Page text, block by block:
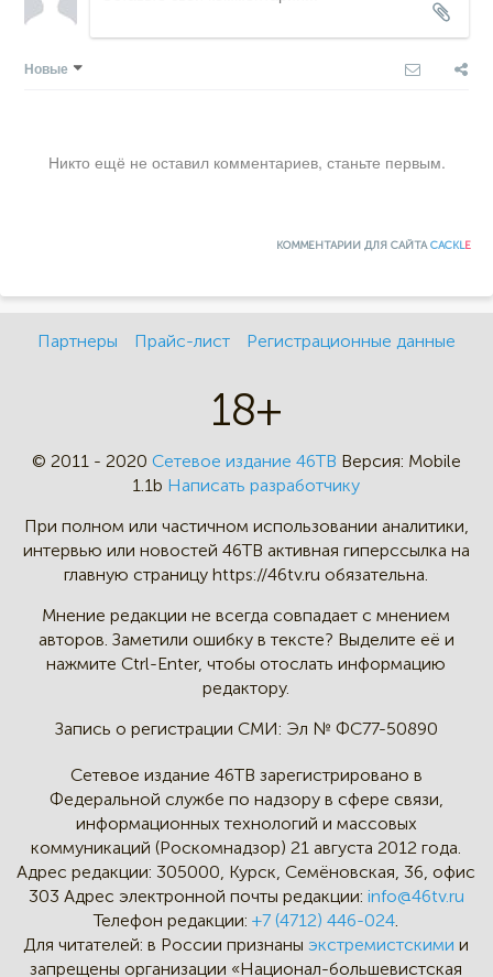
Новые
Никто ещё не оставил комментариев, станьте первым.
КОММЕНТАРИИ ДЛЯ САЙТАCACKLE
Партнеры Прайс-лист Регистрационные данные
18+
© 2011 - 2020 Сетевое издание 46ТВ Версия: Mobile
1.1b Написать разработчику
При полном или частичном использовании аналитики,
интервью или новостей 46TB активная гиперссылка на
главную страницу https://46tv.ru обязательна.
Мнение редакции не всегда совпадает с мнением
авторов. Заметили ошибку в тексте? Выделите её и
нажмите Ctrl-Enter, чтобы отослать информацию
редактору.
Запись о регистрации СМИ: Эл № ФС77-50890
Сетевое издание 46ТВ зарегистрировано в
Федеральной службе по надзору в сфере связи,
информационных технологий и массовых
коммуникаций (Роскомнадзор) 21 августа 2012 года.
Адрес редакции: 305000, Курск, Семёновская, 36, офис
303 Адрес электронной почты редакции: info@46tv.ru
Телефон редакции: +7 (4712) 446-024
Для читателей: в России признаныэкстремистскими и
запрещены организации «Национал-большевистская